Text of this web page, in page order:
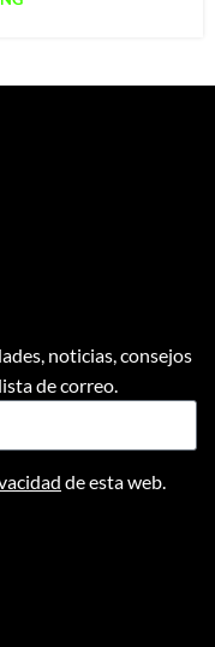
noticias, consejos
de correo.
de esta web.